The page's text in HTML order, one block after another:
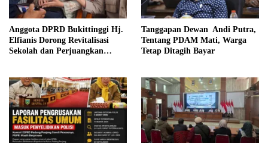
Anggota DPRD Bukittinggi Hj.
Elfianis Dorong Revitalisasi
Sekolah dan Perjuangkan
Tanggapan Dewan Andi Putra,
Tentang PDAM Mati, Warga
Tetap Ditagih Bayar